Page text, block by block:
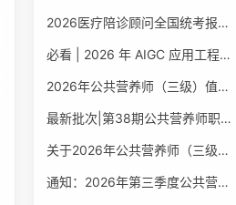
2026医疗陪诊顾问全国统考报名中，报考条件流程全攻略附报名入口
必看 | 2026 年 AIGC 应用工程师报考核心要点：报名费用、官网可查、行业认可度、补考规则全盘点
2026年公共营养师（三级）值得考吗？报名入口+条件+证书用途
最新批次|第38期公共营养师职业能力评价证书报名培训通知
关于2026年公共营养师（三级、四级）全国统一认定报名的服务通知
通知：2026年第三季度公共营养师四级培训报名安排正式发布